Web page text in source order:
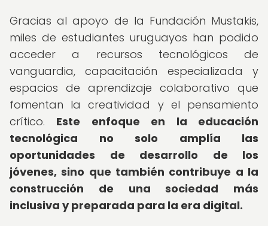
Gracias al apoyo de la Fundación Mustakis,
miles de estudiantes uruguayos han podido
acceder a recursos tecnológicos de
vanguardia, capacitación especializada y
espacios de aprendizaje colaborativo que
fomentan la creatividad y el pensamiento
crítico. Este enfoque en la educación
tecnológica no solo amplía las
oportunidades de desarrollo de los
jóvenes, sino que también contribuye a la
construcción de una sociedad más
inclusiva y preparada para la era digital.